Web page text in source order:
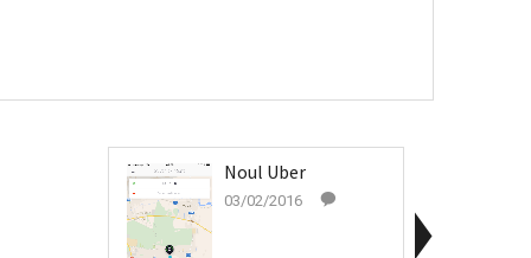
Noul Uber
03/02/2016